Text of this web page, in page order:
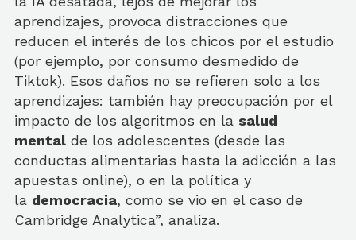
aprendizajes, provoca distracciones que
reducen el interés de los chicos por el estudio
(por ejemplo, por consumo desmedido de
Tiktok). Esos daños no se refieren solo a los
aprendizajes: también hay preocupación por el
impacto de los algoritmos en la salud
mental de los adolescentes (desde las
conductas alimentarias hasta la adicción a las
apuestas online), o en la política y
la democracia, como se vio en el caso de
Cambridge Analytica”, analiza.